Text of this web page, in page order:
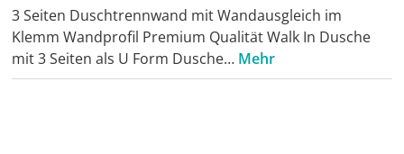
3 Seiten Duschtrennwand mit Wandausgleich im
Klemm Wandprofil Premium Qualität Walk In Dusche
mit 3 Seiten als U Form Dusche… Mehr